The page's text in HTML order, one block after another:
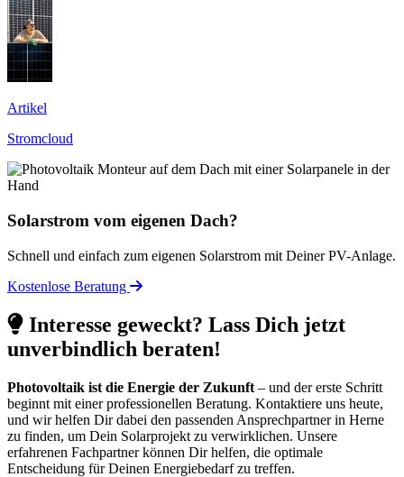
Artikel
Stromcloud
Solarstrom vom eigenen Dach?
Schnell und einfach zum eigenen Solarstrom mit Deiner PV-Anlage.
Kostenlose Beratung
Interesse geweckt? Lass Dich jetzt
unverbindlich beraten!
Photovoltaik ist die Energie der Zukunft – und der erste Schritt
beginnt mit einer professionellen Beratung. Kontaktiere uns heute,
und wir helfen Dir dabei den passenden Ansprechpartner in Herne
zu finden, um Dein Solarprojekt zu verwirklichen. Unsere
erfahrenen Fachpartner können Dir helfen, die optimale
Entscheidung für Deinen Energiebedarf zu treffen.